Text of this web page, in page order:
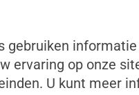
waar elke HR-
lijnen blijft zonder
blijven zien?
gebruiken
ervaring op onze
U kunt meer